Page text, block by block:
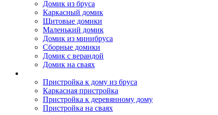
Домик из бруса
Каркасный домик
Щитовые домики
Маленький домик
Домик из минибруса
Сборные домики
Домик с верандой
Домик на сваях
Пристройка к дому из бруса
Каркасная пристройка
Пристройка к деревянному дому
Пристройка на сваях